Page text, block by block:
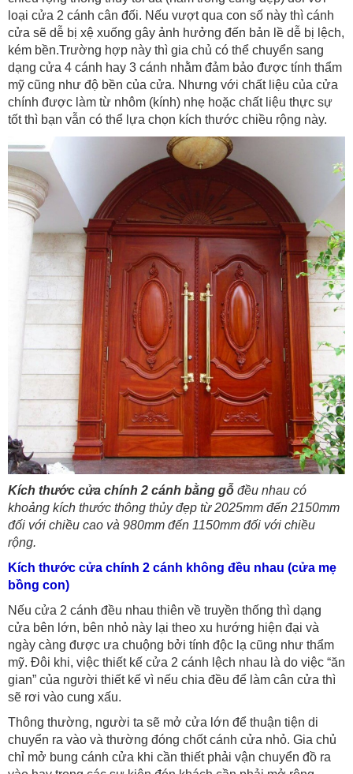
loại cửa 2 cánh cân đối. Nếu vượt qua con số này thì cánh
cửa sẽ dễ bị xệ xuống gây ảnh hưởng đến bản lề dễ bị lệch,
kém bền.Trường hợp này thì gia chủ có thể chuyển sang
dạng cửa 4 cánh hay 3 cánh nhằm đảm bảo được tính thẩm
mỹ cũng như độ bền của cửa. Nhưng với chất liệu của cửa
chính được làm từ nhôm (kính) nhẹ hoặc chất liệu thực sự
tốt thì bạn vẫn có thể lựa chọn kích thước chiều rộng này.
Kích thước cửa chính 2 cánh bằng gỗ đều nhau có
khoảng kích thước thông thủy đẹp từ 2025mm đến 2150mm
đối với chiều cao và 980mm đến 1150mm đối với chiều
rộng.
Kích thước cửa chính 2 cánh không đều nhau (cửa mẹ
bồng con)
Nếu cửa 2 cánh đều nhau thiên về truyền thống thì dạng
cửa bên lớn, bên nhỏ này lại theo xu hướng hiện đại và
ngày càng được ưa chuộng bởi tính độc lạ cũng như thẩm
mỹ. Đôi khi, việc thiết kế cửa 2 cánh lệch nhau là do việc “ăn
gian” của người thiết kế vì nếu chia đều để làm cân cửa thì
sẽ rơi vào cung xấu.
Thông thường, người ta sẽ mở cửa lớn để thuận tiện di
chuyển ra vào và thường đóng chốt cánh cửa nhỏ. Gia chủ
chỉ mở bung cánh cửa khi cần thiết phải vận chuyển đồ ra